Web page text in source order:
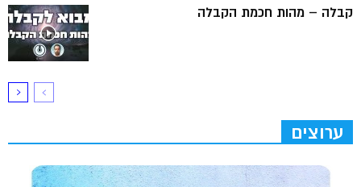
קבלה – מהות חכמת הקבלה
ערוצים